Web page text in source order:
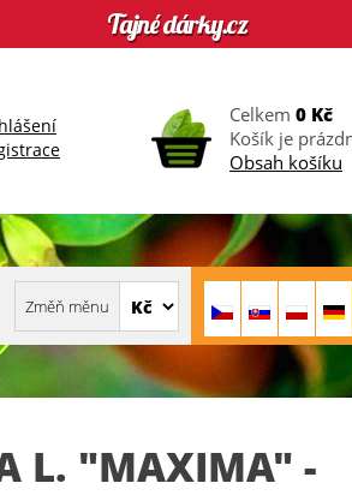
Celkem 0 Kč
Košík je
Obsah košíku
L. "MAXIMA" -